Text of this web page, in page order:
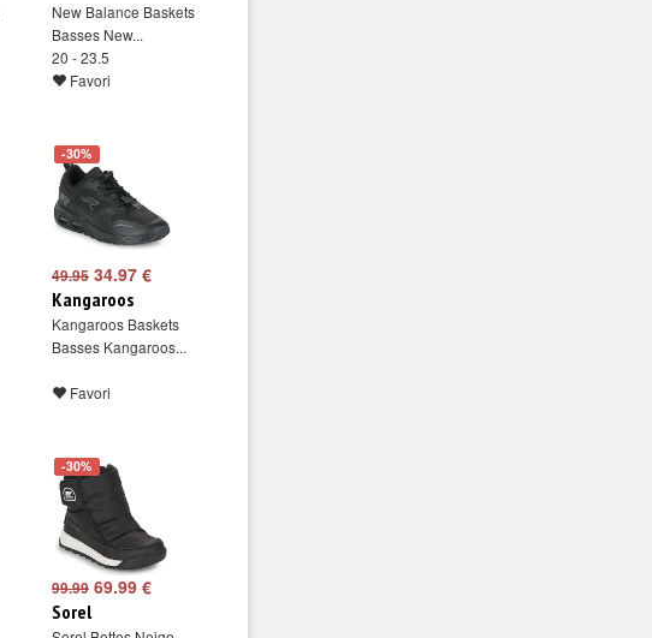
New Balance Baskets
Basses New...
20 - 23.5
Favori
-30%
49.95 34.97 €
Kangaroos
Kangaroos Baskets
Basses Kangaroos...
Favori
-30%
99.99 69.99 €
Sorel